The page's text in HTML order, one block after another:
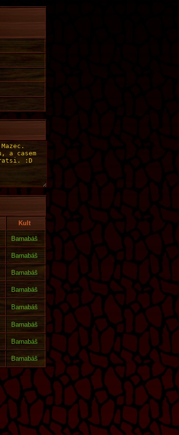
Kult
Barnabáš
Barnabáš
Barnabáš
Barnabáš
Barnabáš
Barnabáš
Barnabáš
Barnabáš